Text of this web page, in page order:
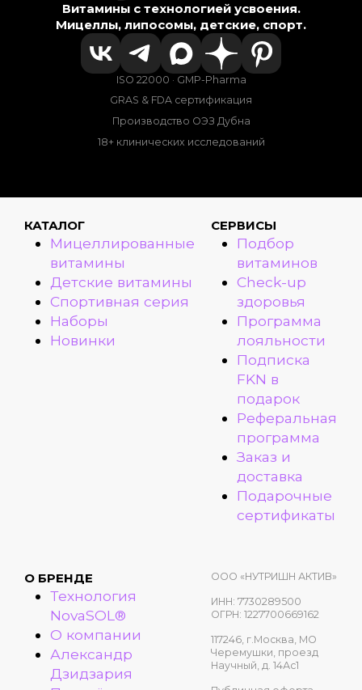
Витамины с технологией усвоения.
Мицеллы, липосомы, детские, спорт.
ISO 22000 · GMP-Pharma
GRAS & FDA сертификация
Производство ОЭЗ Дубна
18+ клинических исследований
КАТАЛОГ
Мицеллированные
витамины
Детские витамины
Спортивная серия
Наборы
Новинки
СЕРВИСЫ
Подбор
витаминов
Check-up
здоровья
Программа
лояльности
Подписка
FKN в
подарок
Реферальная
программа
Заказ и
доставка
Подарочные
сертификаты
О БРЕНДЕ
Технология
NovaSOL®
О компании
Александр
Дзидзария
ООО «НУТРИШН АКТИВ»
ИНН: 7730289500
ОГРН: 1227700669162
117246, г.Москва, МО
Черемушки, проезд
Научный, д. 14Ас1